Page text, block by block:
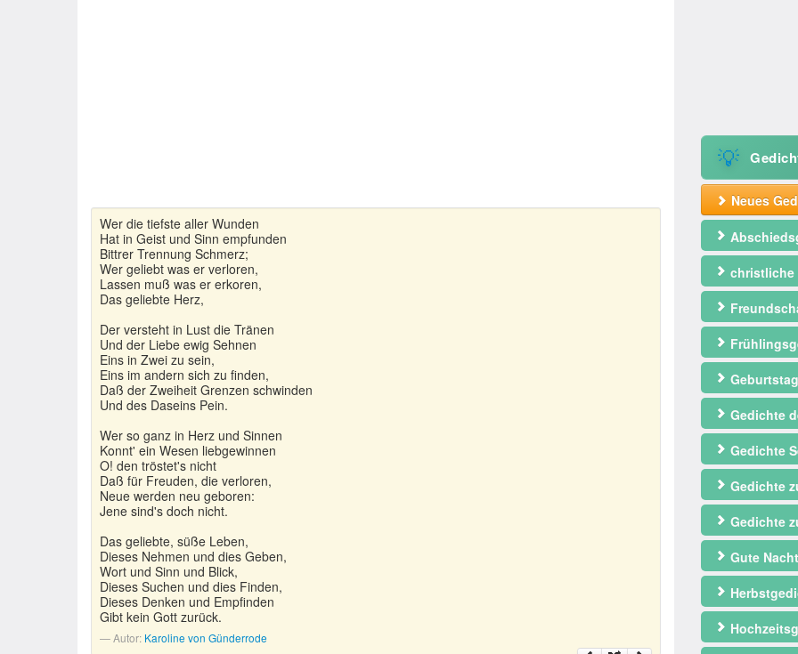
Wer die tiefste aller Wunden
Hat in Geist und Sinn empfunden
Bittrer Trennung Schmerz;
Wer geliebt was er verloren,
Lassen muß was er erkoren,
Das geliebte Herz,
Der versteht in Lust die Tränen
Und der Liebe ewig Sehnen
Eins in Zwei zu sein,
Eins im andern sich zu finden,
Daß der Zweiheit Grenzen schwinden
Und des Daseins Pein.
Wer so ganz in Herz und Sinnen
Konnt' ein Wesen liebgewinnen
O! den tröstet's nicht
Daß für Freuden, die verloren,
Neue werden neu geboren:
Jene sind's doch nicht.
Das geliebte, süße Leben,
Dieses Nehmen und dies Geben,
Wort und Sinn und Blick,
Dieses Suchen und dies Finden,
Dieses Denken und Empfinden
Gibt kein Gott zurück.
Autor: Karoline von Günderrode
💡
Neues
christliche
Gedichte
Gedichte
Gedichte
Gedichte
Gute